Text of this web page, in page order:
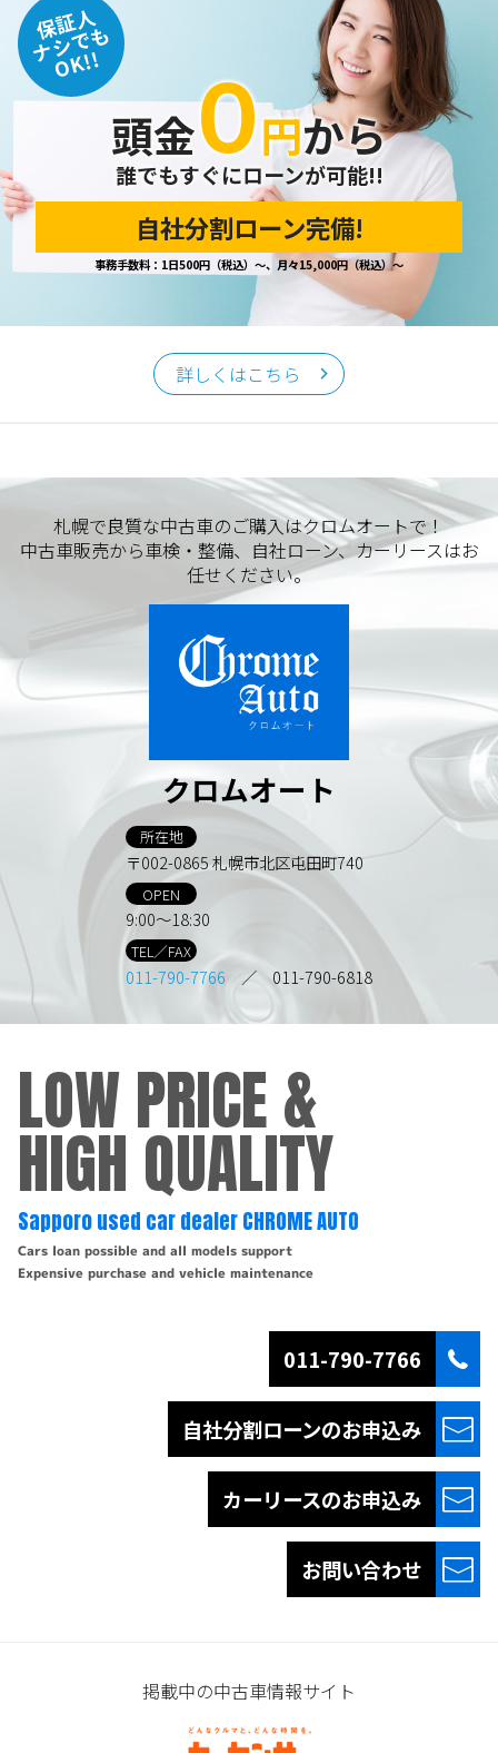
保証人
ナシでも
OK!!
頭金０円から
誰でもすぐにローンが可能!!
自社分割ローン完備!
事務手数料：1日500円（税込）～、月々15,000円（税込）～
詳しくはこちら
札幌で良質な中古車のご購入はクロムオートで！
中古車販売から車検・整備、自社ローン、カーリースはお
任せください。
クロムオート
所在地
〒002-0865 札幌市北区屯田町740
OPEN
9:00～18:30
TEL／FAX
011-790-7766 ／ 011-790-6818
LOW PRICE &
HIGH QUALITY
Sapporo used car dealer CHROME AUTO
Cars loan possible and all models support
Expensive purchase and vehicle maintenance
011-790-7766
自社分割ローンのお申込み
カーリースのお申込み
お問い合わせ
掲載中の中古車情報サイト